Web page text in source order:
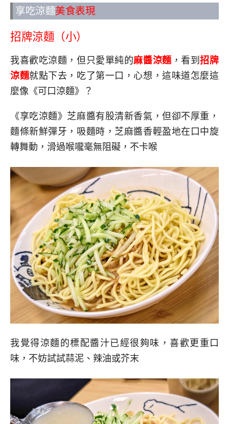
享吃涼麵美食表現
招牌涼麵（小）
我喜歡吃涼麵，但只愛單純的麻醬涼麵，看到招牌
涼麵就點下去，吃了第一口，心想，這味道怎麼這
麼像《可口涼麵》？
《享吃涼麵》芝麻醬有股清新香氣，但卻不厚重，
麵條新鮮彈牙，吸麵時，芝麻醬香輕盈地在口中旋
轉舞動，滑過喉嚨毫無阻礙，不卡喉
我覺得涼麵的標配醬汁已經很夠味，喜歡更重口
味，不妨試試蒜泥、辣油或芥末